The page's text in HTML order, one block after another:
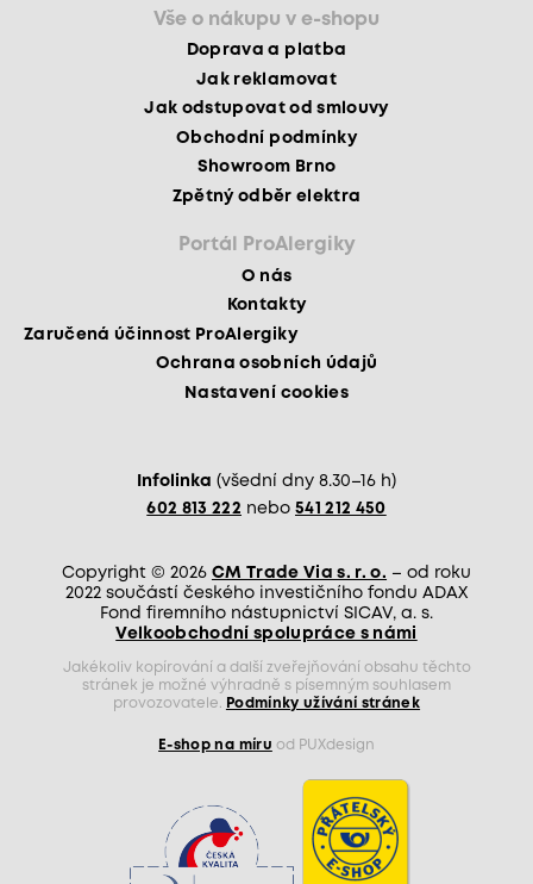
Vše o nákupu v e-shopu
Doprava a platba
Jak reklamovat
Jak odstupovat od smlouvy
Obchodní podmínky
Showroom Brno
Zpětný odběr elektra
Portál ProAlergiky
O nás
Kontakty
Zaručená účinnost ProAlergiky
Ochrana osobních údajů
Nastavení cookies
Infolinka (všední dny 8.30–16 h)
602 813 222 nebo 541 212 450
Copyright © 2026 CM Trade Via s. r. o. – od roku
2022 součástí českého investičního fondu ADAX
Fond firemního nástupnictví SICAV, a. s.
Velkoobchodní spolupráce s námi
Jakékoliv kopírování a další zveřejňování obsahu těchto
stránek je možné výhradně s písemným souhlasem
provozovatele.
Podmínky užívání stránek
E-shop na míru od PUXdesign